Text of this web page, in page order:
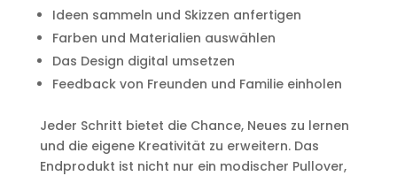
Ideen sammeln und Skizzen anfertigen
Farben und Materialien auswählen
Das Design digital umsetzen
Feedback von Freunden und Familie einholen
Jeder Schritt bietet die Chance, Neues zu lernen
und die eigene Kreativität zu erweitern. Das
Endprodukt ist nicht nur ein modischer Pullover,